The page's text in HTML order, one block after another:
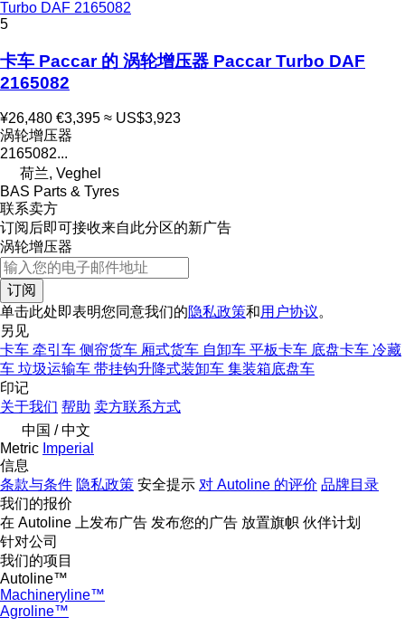
Turbo DAF 2165082
5
卡车 Paccar 的 涡轮增压器 Paccar Turbo DAF
2165082
¥26,480 €3,395 ≈ US$3,923
涡轮增压器
2165082...
荷兰, Veghel
BAS Parts & Tyres
联系卖方
订阅后即可接收来自此分区的新广告
涡轮增压器
订阅
单击此处即表明您同意我们的隐私政策和用户协议。
另见
卡车 牵引车 侧帘货车 厢式货车 自卸车 平板卡车 底盘卡车 冷藏
车 垃圾运输车 带挂钩升降式装卸车 集装箱底盘车
印记
关于我们 帮助 卖方联系方式
中国 / 中文
Metric Imperial
信息
条款与条件 隐私政策 安全提示 对 Autoline 的评价 品牌目录
我们的报价
在 Autoline 上发布广告 发布您的广告 放置旗帜 伙伴计划
针对公司
我们的项目
Autoline™
Machineryline™
Agroline™